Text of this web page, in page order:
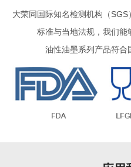
大荣同国际知名检测机构（
标准与当地法规，我们能
油性油墨系列产品符合